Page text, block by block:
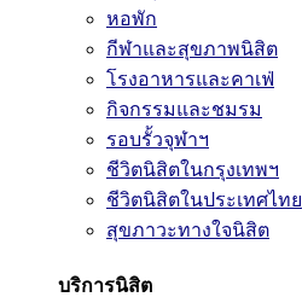
หอพัก
กีฬาและสุขภาพนิสิต
โรงอาหารและคาเฟ่
กิจกรรมและชมรม
รอบรั้วจุฬาฯ
ชีวิตนิสิตในกรุงเทพฯ
ชีวิตนิสิตในประเทศไทย
สุขภาวะทางใจนิสิต
บริการนิสิต